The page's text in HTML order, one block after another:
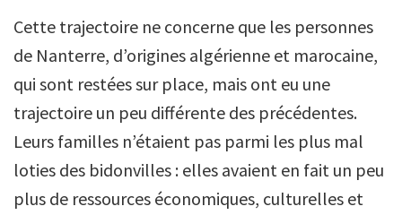
Cette trajectoire ne concerne que les personnes
de Nanterre, d’origines algérienne et marocaine,
qui sont restées sur place, mais ont eu une
trajectoire un peu différente des précédentes.
Leurs familles n’étaient pas parmi les plus mal
loties des bidonvilles : elles avaient en fait un peu
plus de ressources économiques, culturelles et